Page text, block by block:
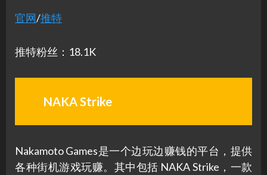
官网/推特
推特粉丝：18.1K
NAKA Strike
Nakamoto Games是一个边玩边赚钱的平台，提供
各种街机游戏玩赚。其中包括 NAKA Strike，一款